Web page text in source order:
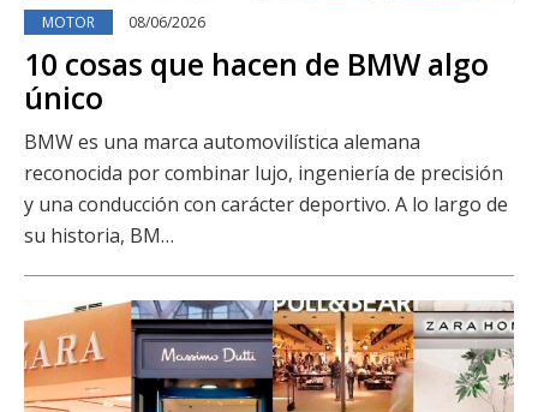
MOTOR 08/06/2026
10 cosas que hacen de BMW algo
único
BMW es una marca automovilística alemana
reconocida por combinar lujo, ingeniería de precisión
y una conducción con carácter deportivo. A lo largo de
su historia, BM…